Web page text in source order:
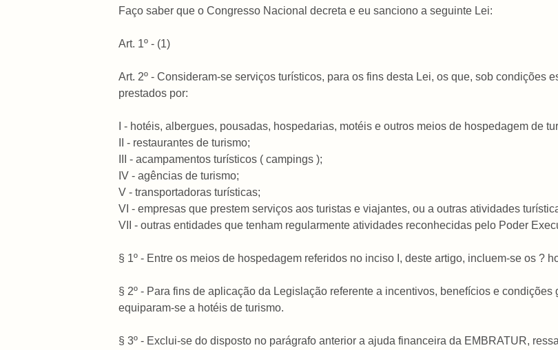
Faço saber que o Congresso Nacional decreta e eu sanciono a seguinte Lei:
Art. 1º - (1)
Art. 2º - Consideram-se serviços turísticos, para os fins desta Lei, os que, sob condições
prestados por:
I - hotéis, albergues, pousadas, hospedarias, motéis e outros meios de hospedagem de
II - restaurantes de turismo;
III - acampamentos turísticos ( campings );
IV - agências de turismo;
V - transportadoras turísticas;
VI - empresas que prestem serviços aos turistas e viajantes, ou a outras atividades
VII - outras entidades que tenham regularmente atividades reconhecidas pelo Poder
§ 1º - Entre os meios de hospedagem referidos no inciso I, deste artigo, incluem-se os ?
§ 2º - Para fins de aplicação da Legislação referente a incentivos, benefícios e
equiparam-se a hotéis de turismo.
§ 3º - Exclui-se do disposto no parágrafo anterior a ajuda financeira da EMBRATUR,